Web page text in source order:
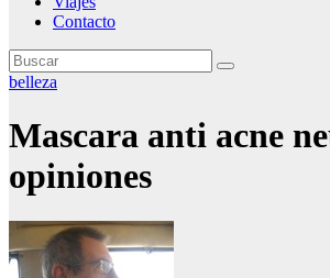
Contacto
belleza
Mascara anti acne
opiniones